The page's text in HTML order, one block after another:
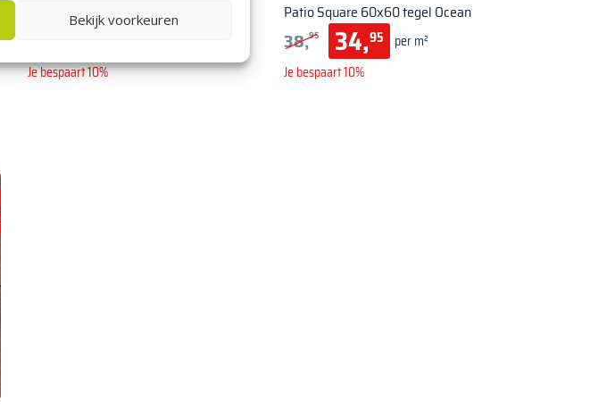
Bekijk voorkeuren
Patio Square 60x60 tegel Nero Grey
34,
Je bespaart 10%
Patio Square 60x60 tegel Ocean
38,95 34,95
per m²
Je bespaart 10%